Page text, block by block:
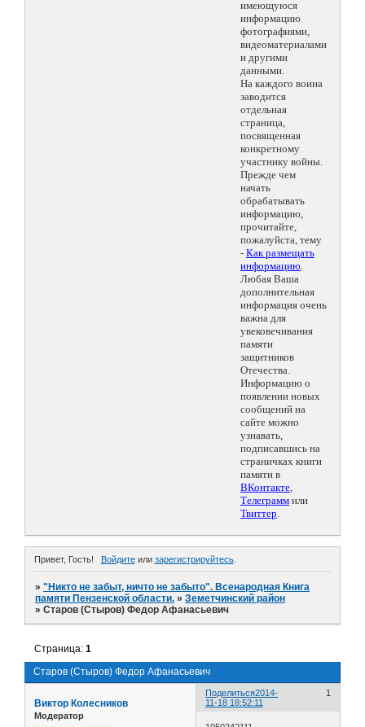
имеющуюся
информацию
фотографиями,
видеоматериалами
и другими
данными.
На каждого воина
заводится
отдельная
страница,
посвященная
конкретному
участнику войны.
Прежде чем
начать
обрабатывать
информацию,
прочитайте,
пожалуйста, тему
- Как размещать
информацию.
Любая Ваша
дополнительная
информация очень
важна для
увековечивания
памяти
защитников
Отечества.
Информацию о
появлении новых
сообщений на
сайте можно
узнавать,
подписавшись на
страничках книги
памяти в
ВКонтакте,
Телеграмм или
Твиттер.
Привет, Гость! Войдитеили зарегистрируйтесь.
»"Никто не забыт, ничто не забыто". Всенародная Книга
памяти Пензенской области. »Земетчинский район
»Старов (Стыров) Федор Афанасьевич
Старов (Стыров) Федор Афанасьевич
Страница:1
Поделиться 1
2014-
11-18 18:52:11
Виктор Колесников
Модератор